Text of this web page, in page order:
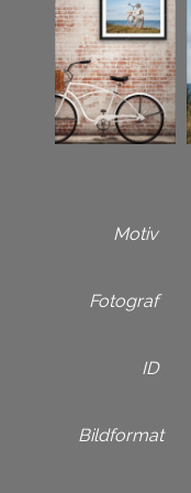
Motiv
Fotograf
ID
Bildformat